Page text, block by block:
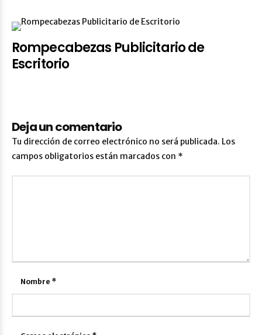
Rompecabezas Publicitario de
Escritorio
Deja un comentario
Tu dirección de correo electrónico no será publicada. Los
campos obligatorios están marcados con *
Nombre *